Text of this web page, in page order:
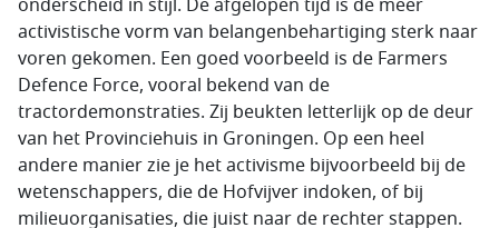
onderscheid in stijl. De afgelopen tijd is de meer
activistische vorm van belangenbehartiging sterk naar
voren gekomen. Een goed voorbeeld is de Farmers
Defence Force, vooral bekend van de
tractordemonstraties. Zij beukten letterlijk op de deur
van het Provinciehuis in Groningen. Op een heel
andere manier zie je het activisme bijvoorbeeld bij de
wetenschappers, die de Hofvijver indoken, of bij
milieuorganisaties, die juist naar de rechter stappen.